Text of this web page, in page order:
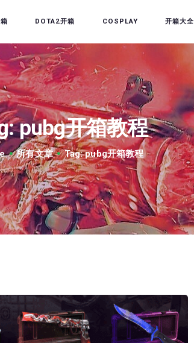
DOTA2开箱 COSPLAY 开箱大全
pubg开箱教程
所有文章 Tag: pubg开箱教程
箱
箱
绝地求生
箱
乐盒
套